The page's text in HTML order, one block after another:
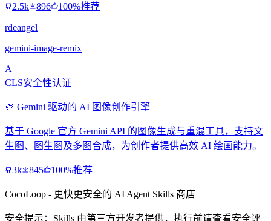
2.5k 896 100%推荐
rdeangel
gemini-image-remix
A
CLS安全性认证
🎨 Gemini 驱动的 AI 图像创作引擎
基于 Google 官方 Gemini API 的图像生成与重混工具，支持文
生图、图生图及多图合成，为创作者提供高效 AI 绘画能力。
3k 845 100%推荐
CocoLoop - 更快更安全的 AI Agent Skills 商店
安全提示：Skills 由第三方开发者提供，执行前请查看安全评